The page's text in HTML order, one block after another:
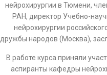
нейрохирургии в Тюмени,
РАН, директор Учебно-
нейрохирургии
дружбы народов (Москва),
В работе курса приняли
аспиранты кафедры